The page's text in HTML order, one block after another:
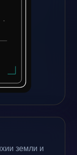
земли и